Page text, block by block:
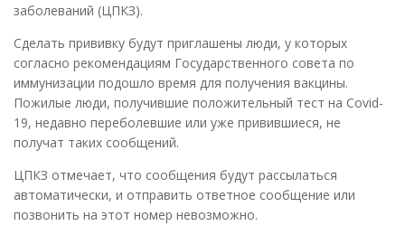
заболеваний (ЦПКЗ).
Сделать прививку будут приглашены люди, у которых
согласно рекомендациям Государственного совета по
иммунизации подошло время для получения вакцины.
Пожилые люди, получившие положительный тест на Covid-
19, недавно переболевшие или уже привившиеся, не
получат таких сообщений.
ЦПКЗ отмечает, что сообщения будут рассылаться
автоматически, и отправить ответное сообщение или
позвонить на этот номер невозможно.